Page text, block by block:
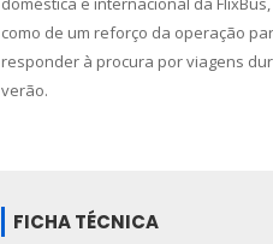
como de um reforço da operação
responder à procura por viagens
verão.
FICHA TÉCNICA